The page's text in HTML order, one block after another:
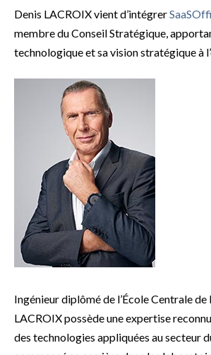
Denis LACROIX vient d’intégrer
membre du Conseil Stratégique,
technologique et sa vision stratégique à
Ingénieur diplômé de l’École Centrale de
LACROIX possède une expertise
des technologies appliquées au secteur